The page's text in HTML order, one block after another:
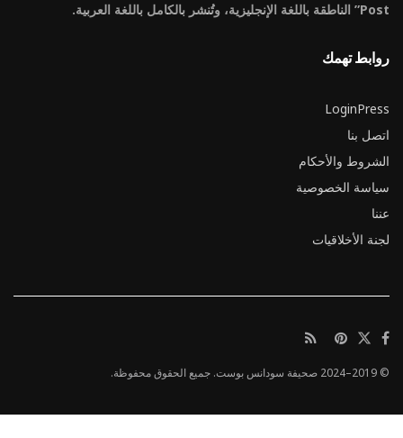
Post” الناطقة باللغة الإنجليزية، وتُنشر بالكامل باللغة العربية.
روابط تهمك
LoginPress
اتصل بنا
الشروط والأحكام
سياسة الخصوصية
عننا
لجنة الأخلاقيات
© 2019–2024 صحيفة سودانس بوست. جميع الحقوق محفوظة.